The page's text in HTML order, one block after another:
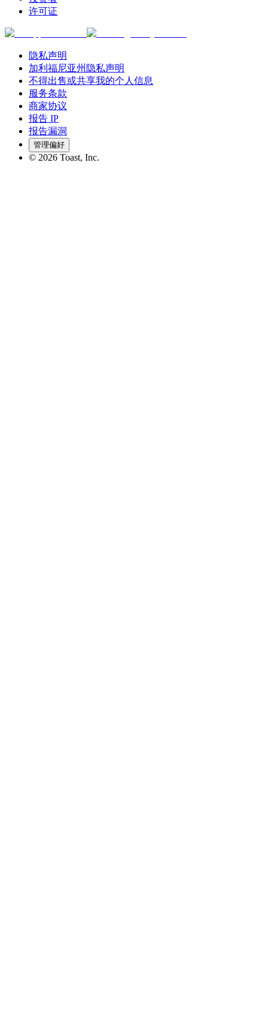
许可证
隐私声明
加利福尼亚州隐私声明
不得出售或共享我的个人信息
服务条款
商家协议
报告 IP
报告漏洞
管理偏好
© 2026 Toast, Inc.